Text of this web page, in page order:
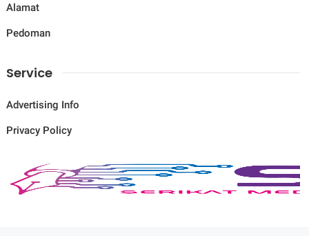
Alamat
Pedoman
Service
Advertising Info
Privacy Policy